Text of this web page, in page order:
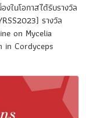
ในโอกาสได้รับรางวัล
รางวัล
on Mycelia
in Cordyceps